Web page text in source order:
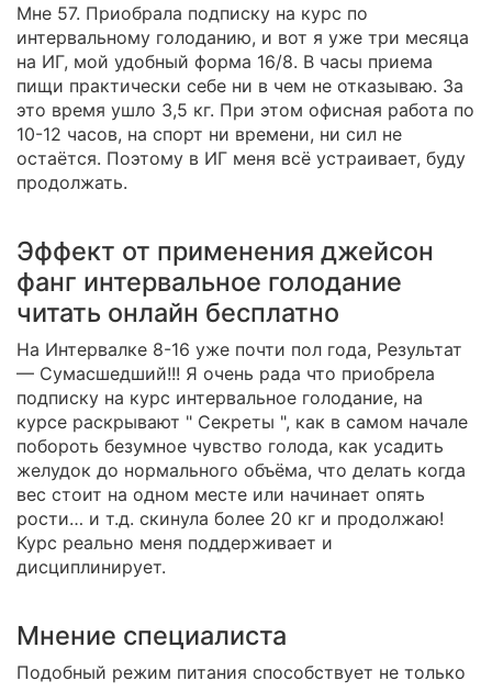
Мне 57. Приобрала подписку на курс по
интервальному голоданию, и вот я уже три месяца
на ИГ, мой удобный форма 16/8. В часы приема
пищи практически себе ни в чем не отказываю. За
это время ушло 3,5 кг. При этом офисная работа по
10-12 часов, на спорт ни времени, ни сил не
остаётся. Поэтому в ИГ меня всё устраивает, буду
продолжать.
Эффект от применения джейсон
фанг интервальное голодание
читать онлайн бесплатно
На Интервалке 8-16 уже почти пол года, Результат
— Сумасшедший!!! Я очень рада что приобрела
подписку на курс интервальное голодание, на
курсе раскрывают " Секреты ", как в самом начале
побороть безумное чувство голода, как усадить
желудок до нормального объёма, что делать когда
вес стоит на одном месте или начинает опять
рости… и т.д. скинула более 20 кг и продолжаю!
Курс реально меня поддерживает и
дисциплинирует.
Мнение специалиста
Подобный режим питания способствует не только